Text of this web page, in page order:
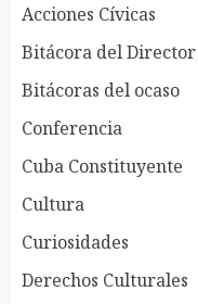
Acciones Cívicas
Bitácora del Director
Bitácoras del ocaso
Conferencia
Cuba Constituyente
Cultura
Curiosidades
Derechos Culturales